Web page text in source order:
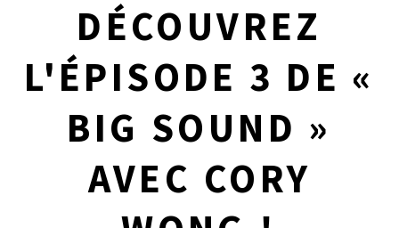
n
u
DÉCOUVREZ
L'ÉPISODE 3 DE «
BIG SOUND »
AVEC CORY